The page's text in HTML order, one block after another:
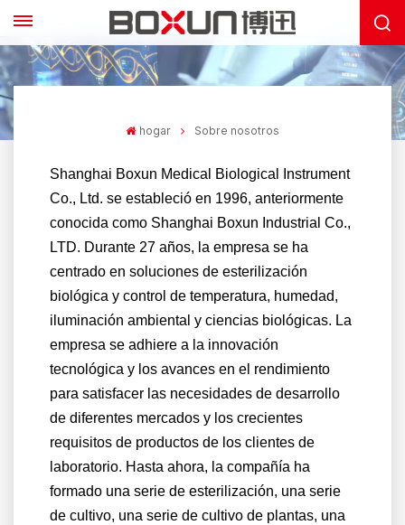
hogar Sobre nosotros
Shanghai Boxun Medical Biological Instrument
Co., Ltd. se estableció en 1996, anteriormente
conocida como Shanghai Boxun Industrial Co.,
LTD. Durante 27 años, la empresa se ha
centrado en soluciones de esterilización
biológica y control de temperatura, humedad,
iluminación ambiental y ciencias biológicas. La
empresa se adhiere a la innovación
tecnológica y los avances en el rendimiento
para satisfacer las necesidades de desarrollo
de diferentes mercados y los crecientes
requisitos de productos de los clientes de
laboratorio. Hasta ahora, la compañía ha
formado una serie de esterilización, una serie
de cultivo, una serie de cultivo de plantas, una